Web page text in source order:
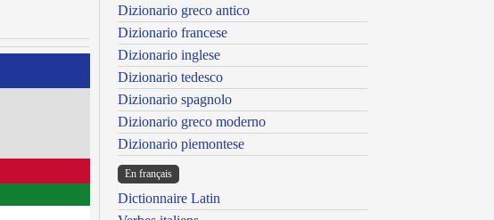
Dizionario greco antico
Dizionario francese
Dizionario inglese
Dizionario tedesco
Dizionario spagnolo
Dizionario greco moderno
Dizionario piemontese
En français
Dictionnaire Latin